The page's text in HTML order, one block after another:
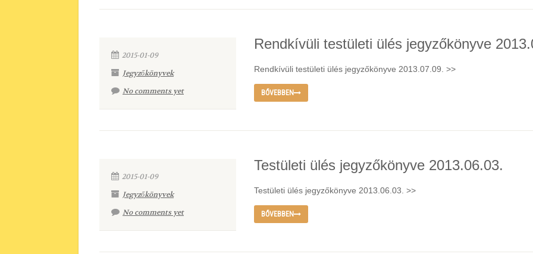
2015-01-09
Jegyzőkönyvek
No comments yet
Rendkívüli testületi ülés jegyzőkönyve
Rendkívüli testületi ülés jegyzőkönyve 2013.07.09. >>
BŐVEBBEN
2015-01-09
Jegyzőkönyvek
No comments yet
Testületi ülés jegyzőkönyve 2013.06.03.
Testületi ülés jegyzőkönyve 2013.06.03. >>
BŐVEBBEN